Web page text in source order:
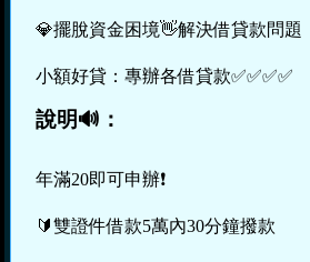
💎擺脫資金困境👋解決借貸款問題
小額好貸：專辦各借貸款✅✅✅✅
說明🔊：
年滿20即可申辦❗️
🔰雙證件借款5萬內30分鐘撥款